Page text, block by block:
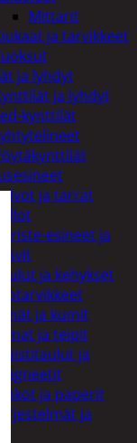
Mittarit
ja tarvikkeet
ja lyhdyt
ja lyhdyt
kynttilät
ja tarrat
Kellot
Koriste-esineet ja
kasvit
Taulut ja kehykset
Kynät ja kumit
Liimat ja teipit
Muistitaulut ja
magneetit
Vihkot ja paperit
ja